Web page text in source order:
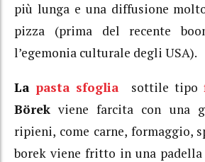
più lunga e una diffusione
pizza (prima del recente
l’egemonia culturale degli USA).
Lapasta sfoglia sottile tipo
Börek viene farcita con una
ripieni, come carne, formaggio,
borek viene fritto in una